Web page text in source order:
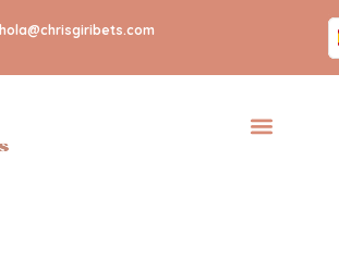
hola@chrisgiribets.com